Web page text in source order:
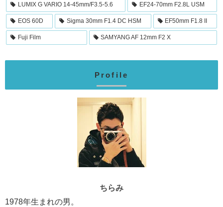
LUMIX G VARIO 14-45mm/F3.5-5.6 EF24-70mm F2.8L USM
EOS 60D Sigma 30mm F1.4 DC HSM EF50mm F1.8 II
Fuji Film SAMYANG AF 12mm F2 X
Profile
ちらみ
1978年生まれの男。